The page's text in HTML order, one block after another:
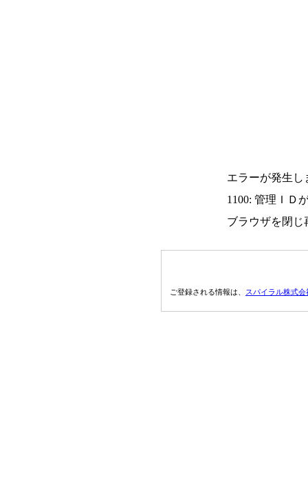
エラーが発生し
1100: 管理ＩＤ
ブラウザを閉じ
ご登録される情報は、 スパイラル株式会